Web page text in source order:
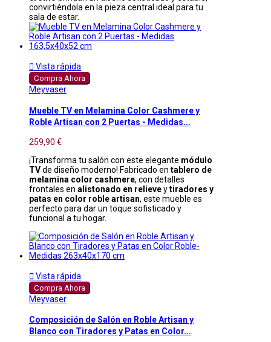
convirtiéndola en la pieza central ideal para tu
sala de estar.
 Vista rápida
Compra Ahora
Meyvaser
Mueble TV en Melamina Color Cashmere y
Roble Artisan con 2 Puertas - Medidas...
259,90 €
¡Transforma tu salón con este elegante módulo
TVde diseño moderno! Fabricado en tablero de
melamina color cashmere, con detalles
frontales en alistonado en relieveytiradores y
patas en color roble artisan, este mueble es
perfecto para dar un toque sofisticado y
funcional a tu hogar.
 Vista rápida
Compra Ahora
Meyvaser
Composición de Salón en Roble Artisan y
Blanco con Tiradores y Patas en Color...